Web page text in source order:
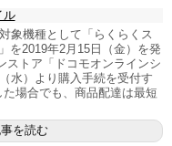
ル
象機種として「らくらくス
を2019年2月15日（金）を発
ストア「ドコモオンラインシ
水）より購入手続を受付す
場合でも、商品配達は最短
を読む